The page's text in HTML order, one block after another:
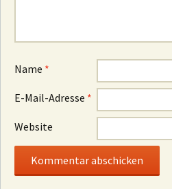
Name *
E-Mail-Adresse *
Website